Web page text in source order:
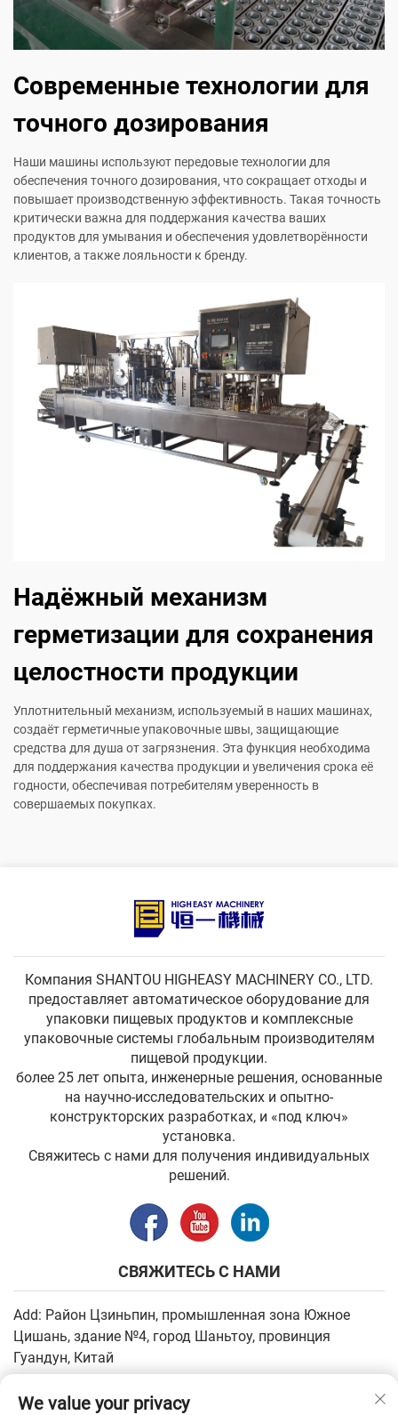
Современные технологии для
точного дозирования
Наши машины используют передовые технологии для
обеспечения точного дозирования, что сокращает отходы и
повышает производственную эффективность. Такая точность
критически важна для поддержания качества ваших
продуктов для умывания и обеспечения удовлетворённости
клиентов, а также лояльности к бренду.
Надёжный механизм
герметизации для сохранения
целостности продукции
Уплотнительный механизм, используемый в наших машинах,
создаёт герметичные упаковочные швы, защищающие
средства для душа от загрязнения. Эта функция необходима
для поддержания качества продукции и увеличения срока её
годности, обеспечивая потребителям уверенность в
совершаемых покупках.
Компания SHANTOU HIGHEASY MACHINERY CO., LTD.
предоставляет автоматическое оборудование для
упаковки пищевых продуктов и комплексные
упаковочные системы глобальным производителям
пищевой продукции.
более 25 лет опыта, инженерные решения, основанные
на научно-исследовательских и опытно-
конструкторских разработках, и «под ключ»
установка.
Свяжитесь с нами для получения индивидуальных
решений.
СВЯЖИТЕСЬ С НАМИ
Add: Район Цзиньпин, промышленная зона Южное
Цишань, здание №4, город Шаньтоу, провинция
Гуандун, Китай
We value your privacy